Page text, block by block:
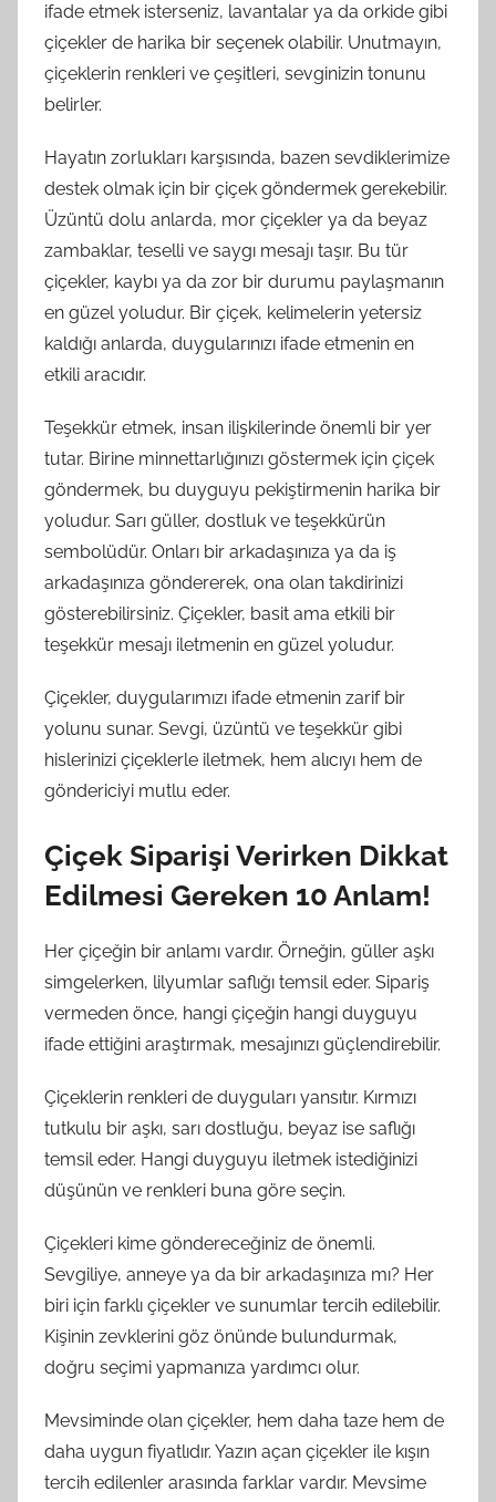
ifade etmek isterseniz, lavantalar ya da orkide gibi
çiçekler de harika bir seçenek olabilir. Unutmayın,
çiçeklerin renkleri ve çeşitleri, sevginizin tonunu
belirler.
Hayatın zorlukları karşısında, bazen sevdiklerimize
destek olmak için bir çiçek göndermek gerekebilir.
Üzüntü dolu anlarda, mor çiçekler ya da beyaz
zambaklar, teselli ve saygı mesajı taşır. Bu tür
çiçekler, kaybı ya da zor bir durumu paylaşmanın
en güzel yoludur. Bir çiçek, kelimelerin yetersiz
kaldığı anlarda, duygularınızı ifade etmenin en
etkili aracıdır.
Teşekkür etmek, insan ilişkilerinde önemli bir yer
tutar. Birine minnettarlığınızı göstermek için çiçek
göndermek, bu duyguyu pekiştirmenin harika bir
yoludur. Sarı güller, dostluk ve teşekkürün
sembolüdür. Onları bir arkadaşınıza ya da iş
arkadaşınıza göndererek, ona olan takdirinizi
gösterebilirsiniz. Çiçekler, basit ama etkili bir
teşekkür mesajı iletmenin en güzel yoludur.
Çiçekler, duygularımızı ifade etmenin zarif bir
yolunu sunar. Sevgi, üzüntü ve teşekkür gibi
hislerinizi çiçeklerle iletmek, hem alıcıyı hem de
göndericiyi mutlu eder.
Çiçek Siparişi Verirken Dikkat
Edilmesi Gereken 10 Anlam!
Her çiçeğin bir anlamı vardır. Örneğin, güller aşkı
simgelerken, lilyumlar saflığı temsil eder. Sipariş
vermeden önce, hangi çiçeğin hangi duyguyu
ifade ettiğini araştırmak, mesajınızı güçlendirebilir.
Çiçeklerin renkleri de duyguları yansıtır. Kırmızı
tutkulu bir aşkı, sarı dostluğu, beyaz ise saflığı
temsil eder. Hangi duyguyu iletmek istediğinizi
düşünün ve renkleri buna göre seçin.
Çiçekleri kime göndereceğiniz de önemli.
Sevgiliye, anneye ya da bir arkadaşınıza mı? Her
biri için farklı çiçekler ve sunumlar tercih edilebilir.
Kişinin zevklerini göz önünde bulundurmak,
doğru seçimi yapmanıza yardımcı olur.
Mevsiminde olan çiçekler, hem daha taze hem de
daha uygun fiyatlıdır. Yazın açan çiçekler ile kışın
tercih edilenler arasında farklar vardır. Mevsime